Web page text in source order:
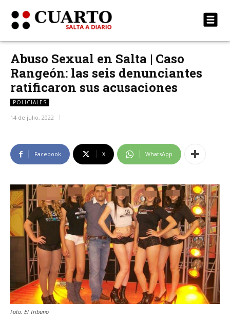
Abuso Sexual en Salta | Caso
Rangeón: las seis denunciantes
ratificaron sus acusaciones
POLICIALES
14 de julio, 2022
Facebook X WhatsApp
Foto: El Tribuno